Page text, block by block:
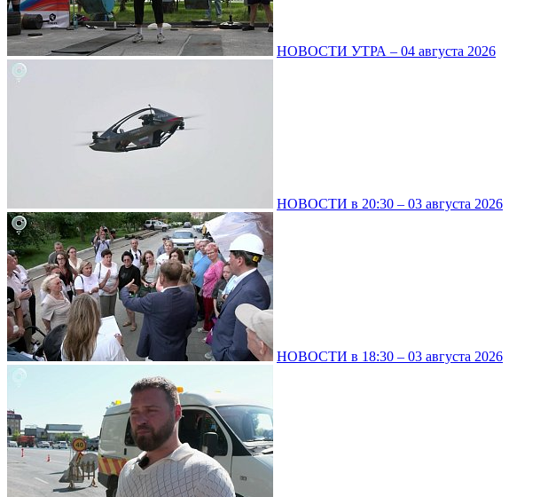
НОВОСТИ УТРА – 04 августа 2026
НОВОСТИ в 20:30 – 03 августа 2026
НОВОСТИ в 18:30 – 03 августа 2026